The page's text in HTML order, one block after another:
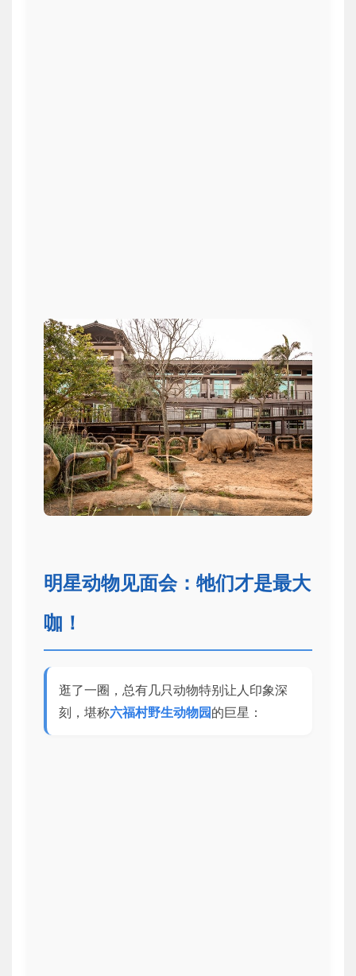
明星动物见面会：牠们才是最大
咖！
逛了一圈，总有几只动物特别让人印象深
刻，堪称六福村野生动物园的巨星：